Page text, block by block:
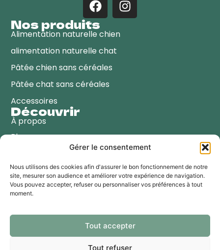
Gérer le consentement
Nous utilisons des cookies afin d'assurer le bon fonctionnement de notre
site, mesurer son audience et améliorer votre expérience de navigation.
Vous pouvez accepter, refuser ou personnaliser vos préférences à tout
moment.
Tout accepter
Tout refuser
Nos produits
Alimentation naturelle chien
alimentation naturelle chat
Pâtée chien sans céréales
Pâtée chat sans céréales
Accessoires
Découvrir
À propos
Blog
Points de vente
Contactez-nous
Coordonnées
☎️+33 (0)4-67-50-96-97
2 Rue Saint Exupery